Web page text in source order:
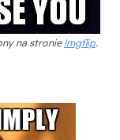
na stronieImgflip.